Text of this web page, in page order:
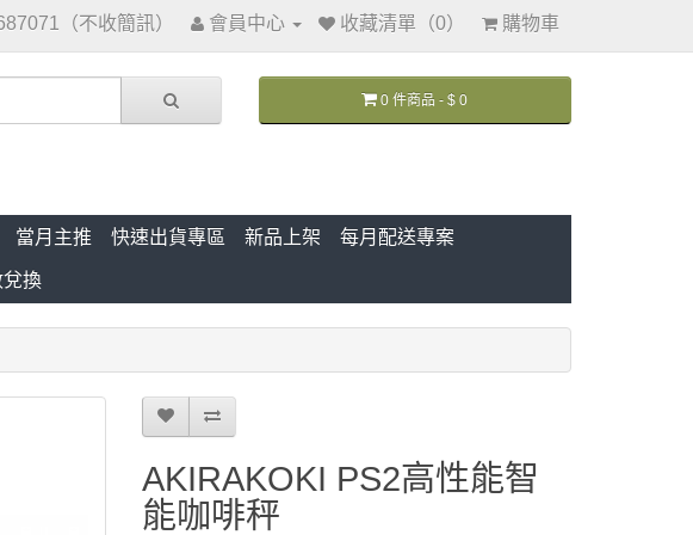
（不收簡訊） 會員中心 收藏清單（0） 購物車
0 件商品 - $ 0
當月主推 快速出貨專區 新品上架 每月配送專案
換
AKIRAKOKI PS2高性能智
能咖啡秤